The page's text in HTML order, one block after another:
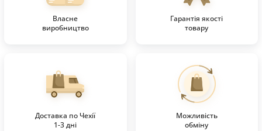
Власне
виробництво
Гарантія якості
товару
Доставка по Чехії
1-3 дні
Можливість
обміну